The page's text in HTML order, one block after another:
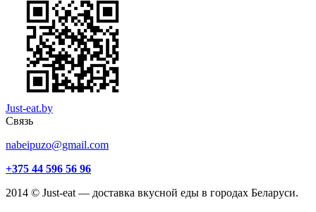
Just-eat.by
Связь
nabeipuzo@gmail.com
+375 44 596 56 96
2014 © Just-eat — доставка вкусной еды в городах Беларуси.